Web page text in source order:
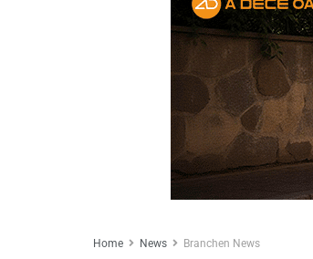
Home News Branchen News